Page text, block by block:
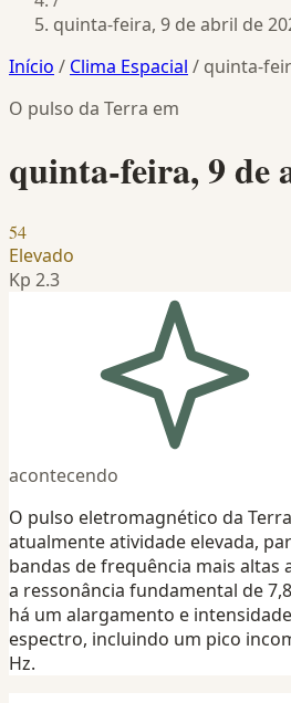
quinta-feira, 9 de abril de
Início / Clima Espacial / quinta-
O pulso da Terra em
quinta-feira, 9 de
54
Elevado
Kp 2.3
acontecendo
O pulso eletromagnético da
atualmente atividade elevada,
bandas de frequência mais altas
a ressonância fundamental de
há um alargamento e
espectro, incluindo um pico
Hz.